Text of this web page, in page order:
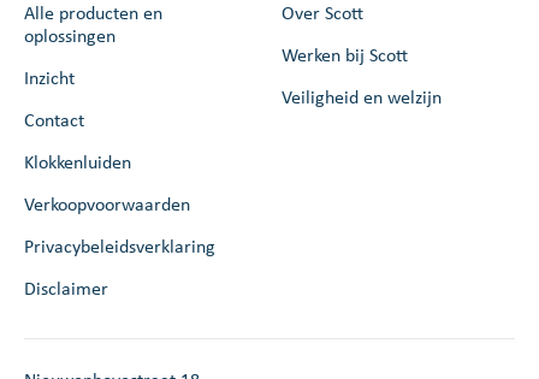
Alle producten en
oplossingen
Inzicht
Contact
Over Scott
Werken bij Scott
Veiligheid en welzijn
Klokkenluiden
Verkoopvoorwaarden
Privacybeleidsverklaring
Disclaimer